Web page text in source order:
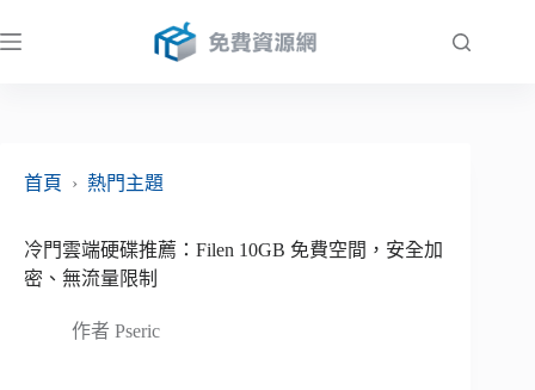
至
首頁
› 熱門主題
冷門雲端硬碟推薦：Filen 10GB 免費空間，安全加
密、無流量限制
作者 Pseric